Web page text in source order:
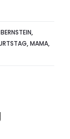
BERNSTEIN,
,MAMA,